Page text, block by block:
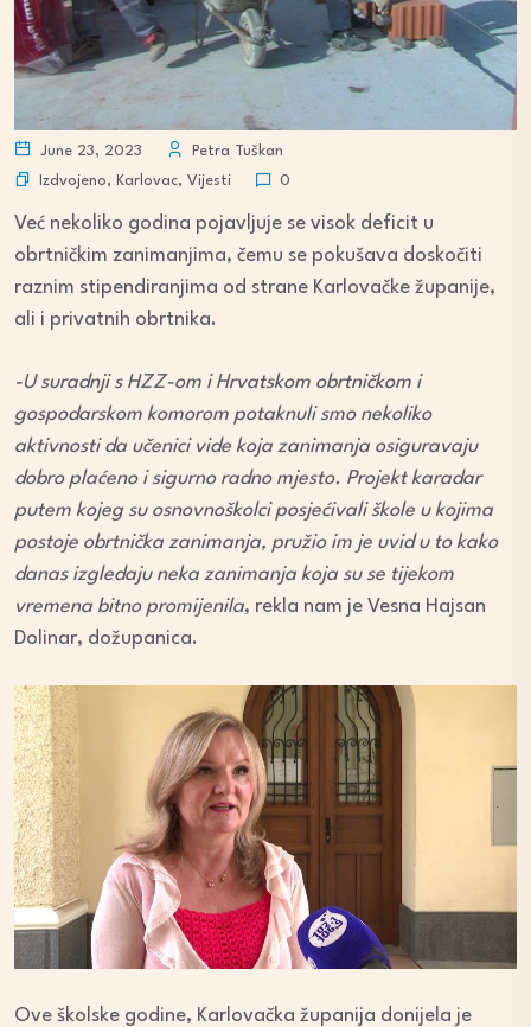
June 23, 2023
Petra Tuškan
Izdvojeno, Karlovac, Vijesti 0
Već nekoliko godina pojavljuje se visok deficit u
obrtničkim zanimanjima, čemu se pokušava doskočiti
raznim stipendiranjima od strane Karlovačke županije,
ali i privatnih obrtnika.
-U suradnji s HZZ-om i Hrvatskom obrtničkom i
gospodarskom komorom potaknuli smo nekoliko
aktivnosti da učenici vide koja zanimanja osiguravaju
dobro plaćeno i sigurno radno mjesto. Projekt karadar
putem kojeg su osnovnoškolci posjećivali škole u kojima
postoje obrtnička zanimanja, pružio im je uvid u to kako
danas izgledaju neka zanimanja koja su se tijekom
vremena bitno promijenila, rekla nam je Vesna Hajsan
Dolinar, dožupanica.
Ove školske godine, Karlovačka županija donijela je